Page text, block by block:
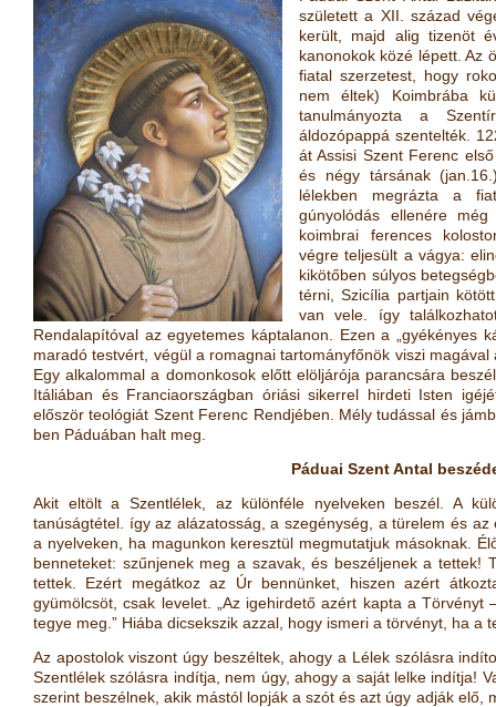
született a XII. század
került, majd alig tizenöt
kanonokok közé lépett. Az
fiatal szerzetest, hogy
nem éltek) Koimbrába
tanulmányozta a
áldozópappá szentelték.
át Assisi Szent Ferenc
és négy társának
lélekben megrázta a
gúnyolódás ellenére
koimbrai ferences
végre teljesült a vágya:
kikötőben súlyos
térni, Szicília partjain
van vele. így
Rendalapítóval az egyetemes káptalanon. Ezen a „gyékényes
maradó testvért, végül a romagnai tartományfőnök viszi
Egy alkalommal a domonkosok előtt elöljárója parancsára
Itáliában és Franciaországban óriási sikerrel hirdeti Isten
először teológiát Szent Ferenc Rendjében. Mély tudással és
ben Páduában halt meg.
Páduai Szent Antal
Akit eltölt a Szentlélek, az különféle nyelveken beszél. A
tanúságtétel. így az alázatosság, a szegénység, a türelem és
a nyelveken, ha magunkon keresztül megmutatjuk másoknak.
benneteket: szűnjenek meg a szavak, és beszéljenek a tettek!
tettek. Ezért megátkoz az Úr bennünket, hiszen azért
gyümölcsöt, csak levelet. „Az igehirdető azért kapta a
tegye meg.” Hiába dicsekszik azzal, hogy ismeri a törvényt, ha a
Az apostolok viszont úgy beszéltek, ahogy a Lélek szólásra
Szentlélek szólásra indítja, nem úgy, ahogy a saját lelke indítja!
szerint beszélnek, akik mástól lopják a szót és azt úgy adják elő,